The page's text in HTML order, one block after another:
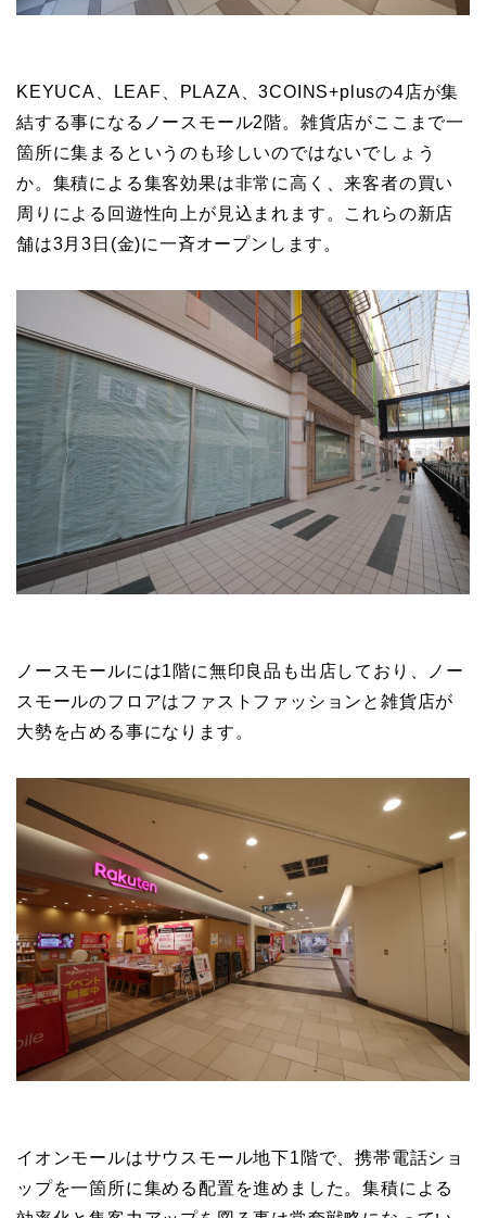
KEYUCA、LEAF、PLAZA、3COINS+plusの4店が集
結する事になるノースモール2階。雑貨店がここまで一
箇所に集まるというのも珍しいのではないでしょう
か。集積による集客効果は非常に高く、来客者の買い
周りによる回遊性向上が見込まれます。これらの新店
舗は3月3日(金)に一斉オープンします。
ノースモールには1階に無印良品も出店しており、ノー
スモールのフロアはファストファッションと雑貨店が
大勢を占める事になります。
イオンモールはサウスモール地下1階で、携帯電話ショ
ップを一箇所に集める配置を進めました。集積による